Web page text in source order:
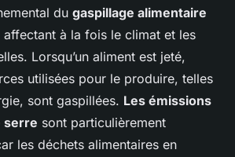
du gaspillage alimentaire
à la fois le climat et les
Lorsqu’un aliment est jeté,
utilisées pour le produire, telles
sont gaspillées. Les émissions
serre sont particulièrement
les déchets alimentaires en